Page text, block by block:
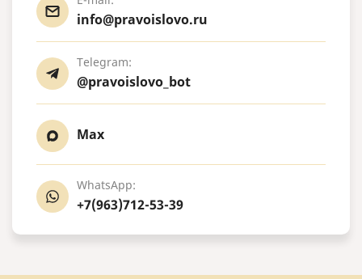
info@pravoislovo.ru
Telegram:
@pravoislovo_bot
Max
WhatsApp:
+7(963)712-53-39